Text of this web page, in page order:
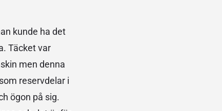
kunde ha det
Täcket var
men denna
reservdelar i
ögon på sig.